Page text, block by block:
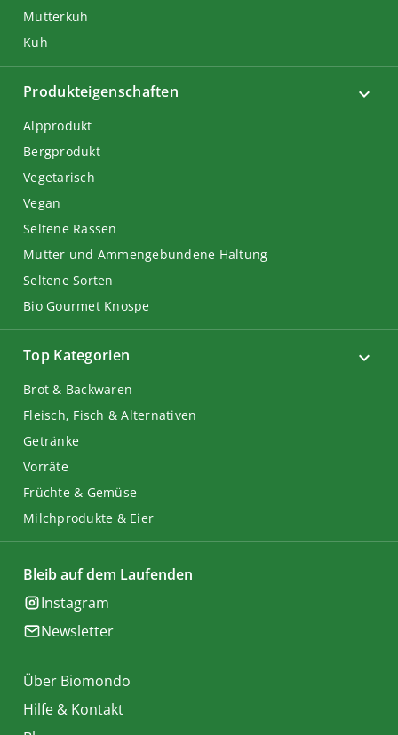
Mutterkuh
Kuh
Top Kategorien
Brot & Backwaren
Fleisch, Fisch & Alternativen
Getränke
Vorräte
Früchte & Gemüse
Milchprodukte & Eier
Produkteigenschaften
Alpprodukt
Bergprodukt
Vegetarisch
Vegan
Seltene Rassen
Mutter und Ammengebundene Haltung
Seltene Sorten
Bio Gourmet Knospe
Bleib auf dem Laufenden
Instagram
Newsletter
Über Biomondo
Hilfe & Kontakt